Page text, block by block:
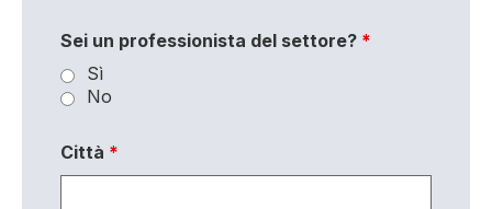
Sei un professionista del settore? *
Sì
No
Città *